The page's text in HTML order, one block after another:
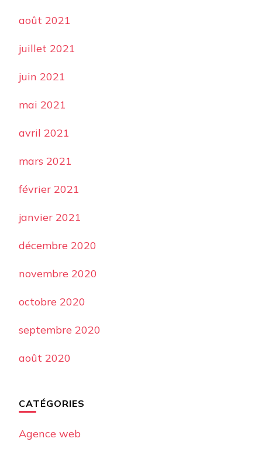
août 2021
juillet 2021
juin 2021
mai 2021
avril 2021
mars 2021
février 2021
janvier 2021
décembre 2020
novembre 2020
octobre 2020
septembre 2020
août 2020
CATÉGORIES
Agence web